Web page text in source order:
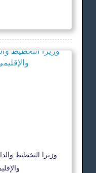
وزيرا التخطيط